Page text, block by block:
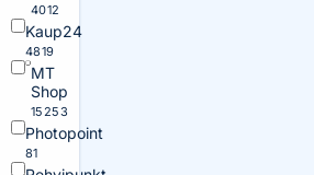
4012
Kaup24
4819
MT
Shop
15253
Photopoint
81